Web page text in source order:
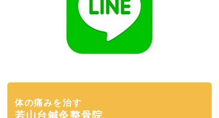
体の痛みを治す
若山台鍼灸整骨院